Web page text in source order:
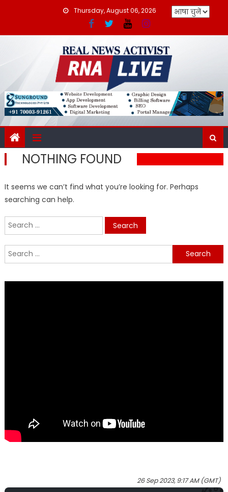
Thursday, August 06, 2026
NOTHING FOUND
It seems we can’t find what you’re looking for. Perhaps
searching can help.
Search
for:
Search
for:
26 Sep 2023, 9:17 AM (GMT)